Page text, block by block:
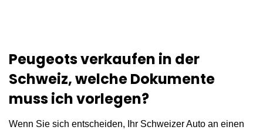
Peugeots verkaufen in der
Schweiz, welche Dokumente
muss ich vorlegen?
Wenn Sie sich entscheiden, Ihr Schweizer Auto an einen